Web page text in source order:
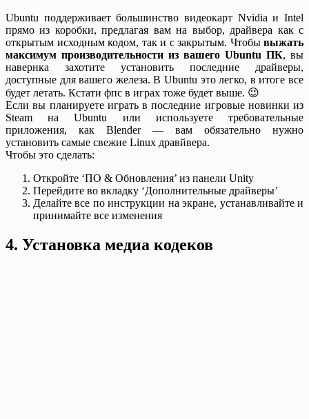
Ubuntu поддерживает большинство видеокарт Nvidia и Intel
прямо из коробки, предлагая вам на выбор, драйвера как с
открытым исходным кодом, так и с закрытым. Чтобы выжать
максимум производительности из вашего Ubuntu ПК, вы
навернка захотите установить последние драйверы,
доступные для вашего железа. В Ubuntu это легко, в итоге все
будет летать. Кстати фпс в играх тоже будет выше. 😉
Если вы планируете играть в последние игровые новинки из
Steam на Ubuntu или используете требовательные
приложения, как Blender — вам обязательно нужно
установить самые свежие Linux дравйвера.
Чтобы это сделать:
Откройте ‘ПО & Обновления’ из панели Unity
Перейдите во вкладку ‘Дополнительные драйверы’
Делайте все по инструкции на экране, устанавливайте и
принимайте все изменения
4. Установка медиа кодеков